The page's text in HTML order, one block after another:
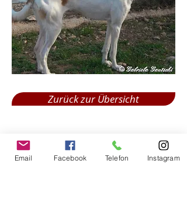
Zurück zur Übersicht
Weiter zum nächsten
Email Facebook Telefon Instagram